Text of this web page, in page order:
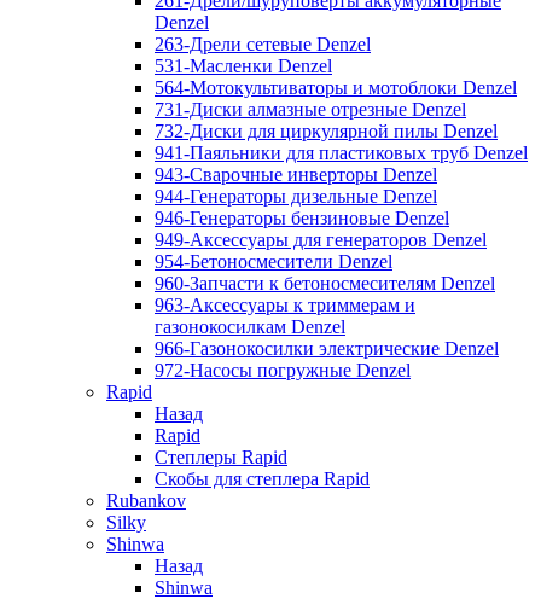
Denzel
263-Дрели сетевые Denzel
531-Масленки Denzel
564-Мотокультиваторы и мотоблоки Denzel
731-Диски алмазные отрезные Denzel
732-Диски для циркулярной пилы Denzel
941-Паяльники для пластиковых труб Denzel
943-Сварочные инверторы Denzel
944-Генераторы дизельные Denzel
946-Генераторы бензиновые Denzel
949-Аксессуары для генераторов Denzel
954-Бетоносмесители Denzel
960-Запчасти к бетоносмесителям Denzel
963-Аксессуары к триммерам и
газонокосилкам Denzel
966-Газонокосилки электрические Denzel
972-Насосы погружные Denzel
Rapid
Назад
Rapid
Степлеры Rapid
Скобы для cтеплера Rapid
Rubankov
Silky
Shinwa
Назад
Shinwa